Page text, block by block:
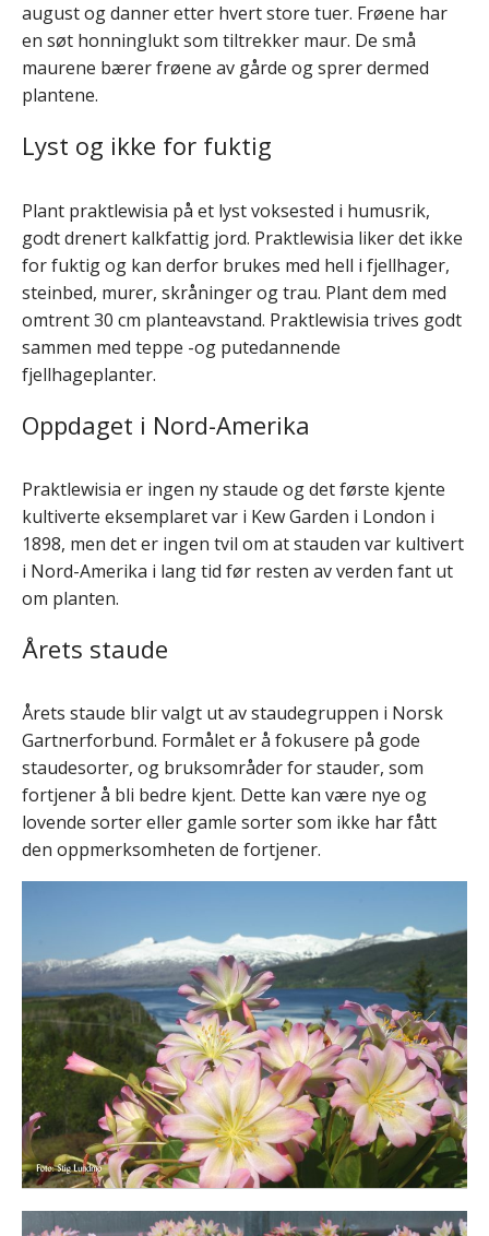
august og danner etter hvert store tuer. Frøene har
en søt honninglukt som tiltrekker maur. De små
maurene bærer frøene av gårde og sprer dermed
plantene.
Lyst og ikke for fuktig
Plant praktlewisia på et lyst voksested i humusrik,
godt drenert kalkfattig jord. Praktlewisia liker det ikke
for fuktig og kan derfor brukes med hell i fjellhager,
steinbed, murer, skråninger og trau. Plant dem med
omtrent 30 cm planteavstand. Praktlewisia trives godt
sammen med teppe -og putedannende
fjellhageplanter.
Oppdaget i Nord-Amerika
Praktlewisia er ingen ny staude og det første kjente
kultiverte eksemplaret var i Kew Garden i London i
1898, men det er ingen tvil om at stauden var kultivert
i Nord-Amerika i lang tid før resten av verden fant ut
om planten.
Årets staude
Årets staude blir valgt ut av staudegruppen i Norsk
Gartnerforbund. Formålet er å fokusere på gode
staudesorter, og bruksområder for stauder, som
fortjener å bli bedre kjent. Dette kan være nye og
lovende sorter eller gamle sorter som ikke har fått
den oppmerksomheten de fortjener.